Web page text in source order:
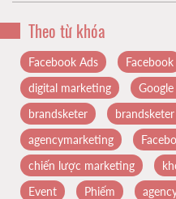
Theo từ khóa
Facebook Ads Facebook
digital marketing
brandsketer
agencymarketing
chiến lược marketing
Event
Phiếm